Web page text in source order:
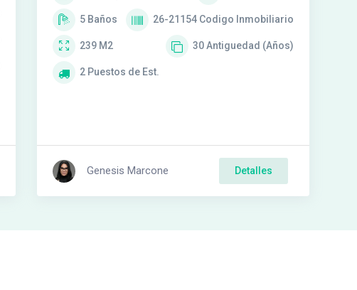
5 Baños 26-21154 Codigo Inmobiliario
239 M2 30Antiguedad (Años)
2 Puestos de Est.
Genesis Marcone Detalles